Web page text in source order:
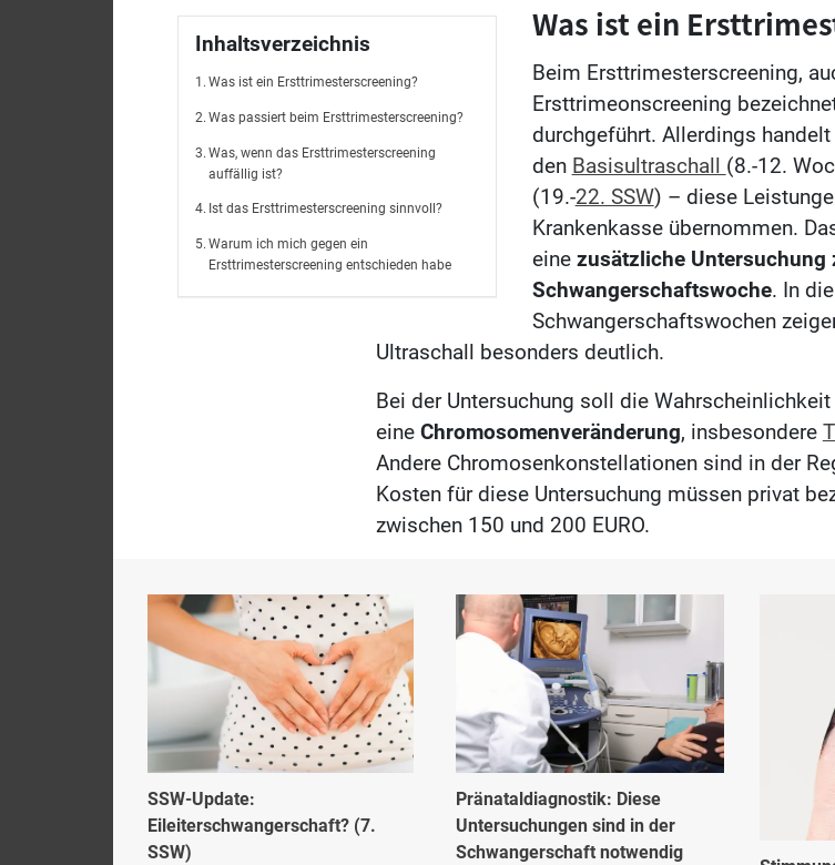
Inhaltsverzeichnis
Was ist ein Ersttrimesterscreening?
Was passiert beim Ersttrimesterscreening?
Was, wenn das Ersttrimesterscreening
auffällig ist?
Ist das Ersttrimesterscreening sinnvoll?
Warum ich mich gegen ein
Ersttrimesterscreening entschieden habe
Was ist ein
Beim Ersttrimesterscreening,
Ersttrimeonscreening
durchgeführt. Allerdings
den Basisultraschall (8.-12.
(19.-22. SSW) – diese
Krankenkasse übernommen.
eine zusätzliche
Schwangerschaftswoche. In
Schwangerschaftswochen
Ultraschall besonders deutlich.
Bei der Untersuchung soll die
eine Chromosomenveränderung, insbesondere
Andere Chromosenkonstellationen sind in der
Kosten für diese Untersuchung müssen privat
zwischen 150 und 200 EURO.
SSW-Update:
Eileiterschwangerschaft? (7.
SSW)
Pränataldiagnostik: Diese
Untersuchungen sind in der
Schwangerschaft notwendig